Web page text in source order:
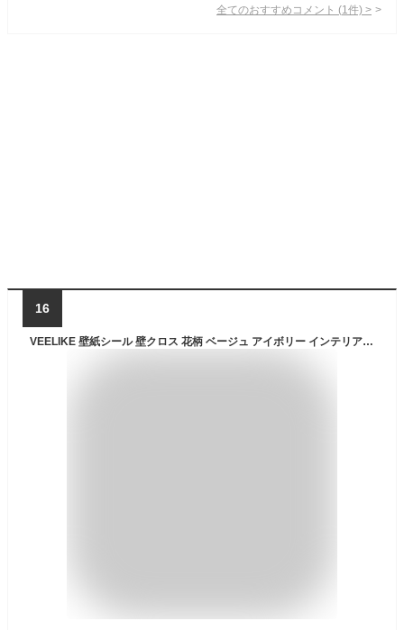
全てのおすすめコメント (1 件) >
16
VEELIKE 壁紙シール 壁クロス 花柄 ベージュ アイボリー インテリアシール リメイクシート カッティングシート ウォールステッカー 襖紙 のり付き 剥がせる リフォーム DIY 防水 耐熱 キッチン 多用途 貼ってはがせる 張り替え 模様替え 補修 傷カバー 防汚 洗面所 トイレ 玄関 ふすま 家具 天板 デコレーション 装飾 おしゃれ 夏 北欧 和風（フラワー 44.5x300cm）